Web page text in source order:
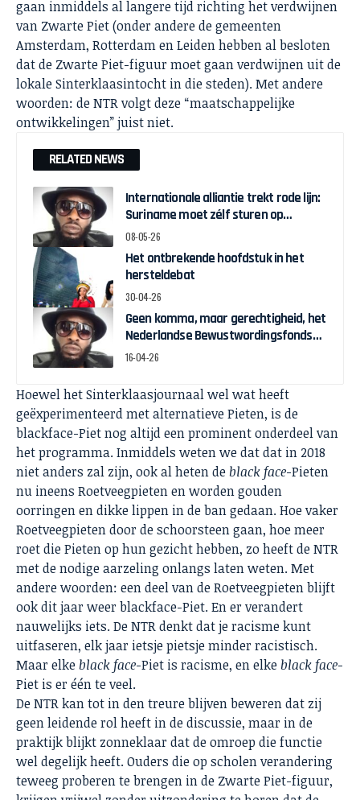
gaan inmiddels al langere tijd richting het verdwijnen
van Zwarte Piet (onder andere de gemeenten
Amsterdam, Rotterdam en Leiden hebben al besloten
dat de Zwarte Piet-figuur moet gaan verdwijnen uit de
lokale Sinterklaasintocht in die steden). Met andere
woorden: de NTR volgt deze “maatschappelijke
ontwikkelingen” juist niet.
RELATED NEWS
Internationale alliantie trekt rode lijn:
Suriname moet zélf sturen op
herstelgelden
08-05-26
Het ontbrekende hoofdstuk in het
hersteldebat
30-04-26
Geen komma, maar gerechtigheid, het
Nederlandse Bewustwordingsfonds
en de strijd om zeggenschap
16-04-26
Hoewel het Sinterklaasjournaal wel wat heeft
geëxperimenteerd met alternatieve Pieten, is de
blackface-Piet nog altijd een prominent onderdeel van
het programma. Inmiddels weten we dat dat in 2018
niet anders zal zijn, ook al heten deblack face-Pieten
nu ineens Roetveegpieten en worden gouden
oorringen en dikke lippen in de ban gedaan. Hoe vaker
Roetveegpieten door de schoorsteen gaan, hoe meer
roet die Pieten op hun gezicht hebben, zo heeft de NTR
met de nodige aarzeling onlangs laten weten. Met
andere woorden: een deel van de Roetveegpieten blijft
ook dit jaar weer blackface-Piet. En er verandert
nauwelijks iets. De NTR denkt dat je racisme kunt
uitfaseren, elk jaar ietsje pietsje minder racistisch.
Maar elkeblack face-Piet is racisme, en elkeblack face-
Piet is er één te veel.
De NTR kan tot in den treure blijven beweren dat zij
geen leidende rol heeft in de discussie, maar in de
praktijk blijkt zonneklaar dat de omroep die functie
wel degelijk heeft. Ouders die op scholen verandering
teweeg proberen te brengen in de Zwarte Piet-figuur,